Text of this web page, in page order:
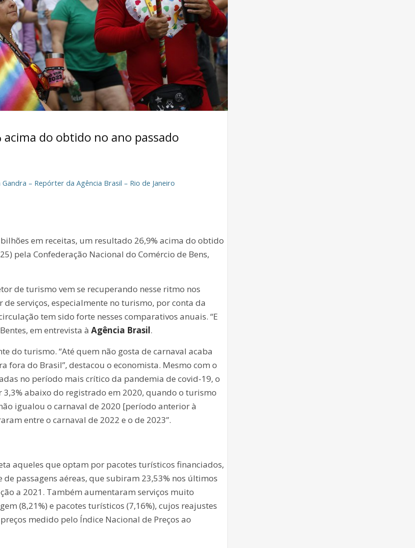
do obtido no ano passado
– Repórter da Agência Brasil – Rio de Janeiro
em receitas, um resultado 26,9% acima do obtido
pela Confederação Nacional do Comércio de Bens,
de turismo vem se recuperando nesse ritmo nos
serviços, especialmente no turismo, por conta da
tem sido forte nesses comparativos anuais. “E
em entrevista à Agência Brasil.
do turismo. “Até quem não gosta de carnaval acaba
fora do Brasil”, destacou o economista. Mesmo com o
no período mais crítico da pandemia de covid-19, o
abaixo do registrado em 2020, quando o turismo
igualou o carnaval de 2020 [período anterior à
entre o carnaval de 2022 e o de 2023”.
aqueles que optam por pacotes turísticos financiados,
passagens aéreas, que subiram 23,53% nos últimos
a 2021. Também aumentaram serviços muito
(8,21%) e pacotes turísticos (7,16%), cujos reajustes
medido pelo Índice Nacional de Preços ao